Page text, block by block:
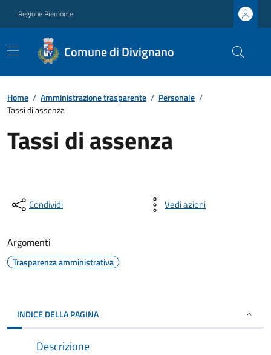
Regione Piemonte
Comune di Divignano
Home / Amministrazione trasparente / Personale /
Tassi di assenza
Tassi di assenza
Condividi Vedi azioni
Argomenti
Trasparenza amministrativa
INDICE DELLA PAGINA
Descrizione